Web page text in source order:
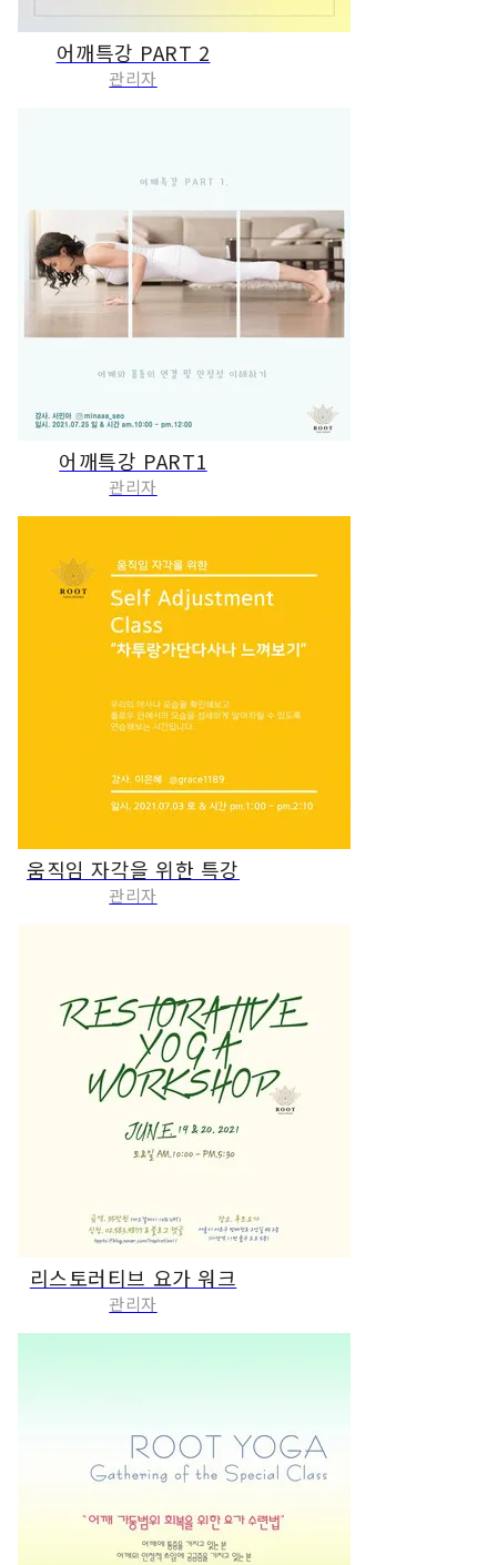
어깨특강 PART 2
관리자
어깨특강 PART1
관리자
움직임 자각을 위한 특강
관리자
리스토러티브 요가 워크
관리자